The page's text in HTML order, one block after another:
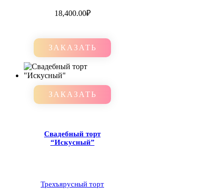
18,400.00₽
ЗАКАЗАТЬ
ЗАКАЗАТЬ
Свадебный торт
“Искусный”
Трехъярусный торт